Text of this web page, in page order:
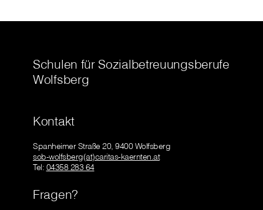
Schulen für Sozialbetreuungsberufe
Wolfsberg
Kontakt
Spanheimer Straße 20, 9400 Wolfsberg
sob-wolfsberg(at)caritas-kaernten.at
Tel: 04358 283 64
Fragen?